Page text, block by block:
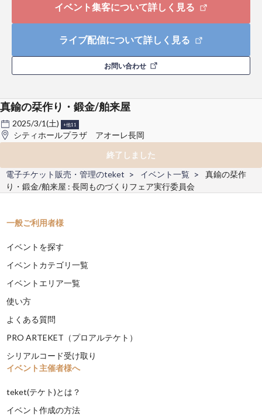
イベント集客について詳しく見る
ライブ配信について詳しく見る
お問い合わせ
真鍮の栞作り・鍛金/舶来屋
2025/3/1(土) +他11
シティホールプラザ アオーレ長岡
終了しました
電子チケット販売・管理のteket
イベント一覧
真鍮の栞作
り・鍛金/舶来屋 : 長岡ものづくりフェア実行委員会
一般ご利用者様
イベントを探す
イベントカテゴリ一覧
イベントエリア一覧
使い方
よくある質問
PRO ARTEKET（プロアルテケト）
シリアルコード受け取り
イベント主催者様へ
teket(テケト)とは？
イベント作成の方法